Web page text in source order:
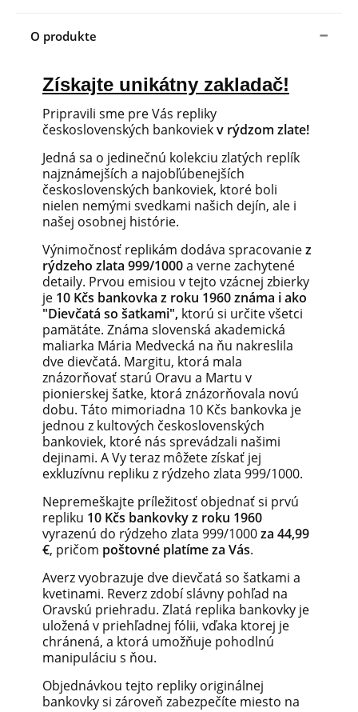
O produkte
Získajte unikátny zakladač!
Pripravili sme pre Vás repliky
československých bankoviekv rýdzom zlate!
Jedná sa o jedinečnú kolekciu zlatých replík
najznámejších a najobľúbenejších
československých bankoviek, ktoré boli
nielen nemými svedkami našich dejín, ale i
našej osobnej histórie.
Výnimočnosť replikám dodáva spracovaniez
rýdzeho zlata 999/1000a verne zachytené
detaily. Prvou emisiou v tejto vzácnej zbierky
je 10 Kčs bankovka z roku 1960 známa i ako
"Dievčatá so šatkami", ktorú si určite všetci
pamätáte. Známa slovenská akademická
maliarka Mária Medvecká na ňu nakreslila
dve dievčatá. Margitu, ktorá mala
znázorňovať starú Oravu a Martu v
pionierskej šatke, ktorá znázorňovala novú
dobu. Táto mimoriadna 10 Kčs bankovka je
jednou z kultových československých
bankoviek, ktoré nás sprevádzali našimi
dejinami. A Vy teraz môžete získať jej
exkluzívnu repliku z rýdzeho zlata 999/1000.
Nepremeškajte príležitosť objednať si prvú
repliku 10 Kčs bankovky z roku 1960
vyrazenú do rýdzeho zlata 999/1000za 44,99
€, pričom poštovné platíme za Vás.
Averz vyobrazuje dve dievčatá so šatkami a
kvetinami. Reverz zdobí slávny pohľad na
Oravskú priehradu. Zlatá replika bankovky je
uložená v priehľadnej fólii, vďaka ktorej je
chránená, a ktorá umožňuje pohodlnú
manipuláciu s ňou.
Objednávkou tejto repliky originálnej
bankovky si zároveň zabezpečíte miesto na